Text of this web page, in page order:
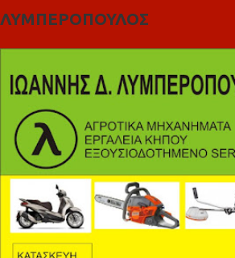
ΛΥΜΠΕΡΟΠΟΥΛΟΣ